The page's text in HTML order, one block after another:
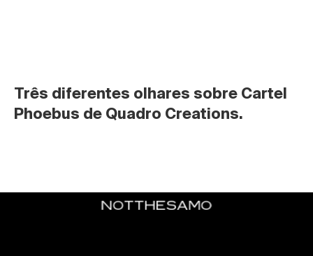
Três diferentes olhares sobre Cartel
Phoebus de Quadro Creations.